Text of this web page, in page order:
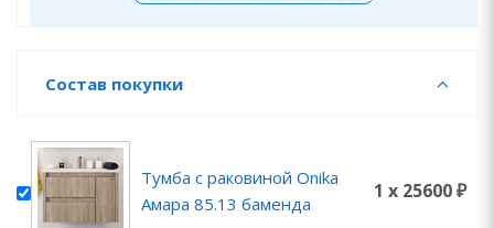
Состав покупки
Тумба с раковиной Onika
Амара 85.13 баменда
1 x 25600 ₽